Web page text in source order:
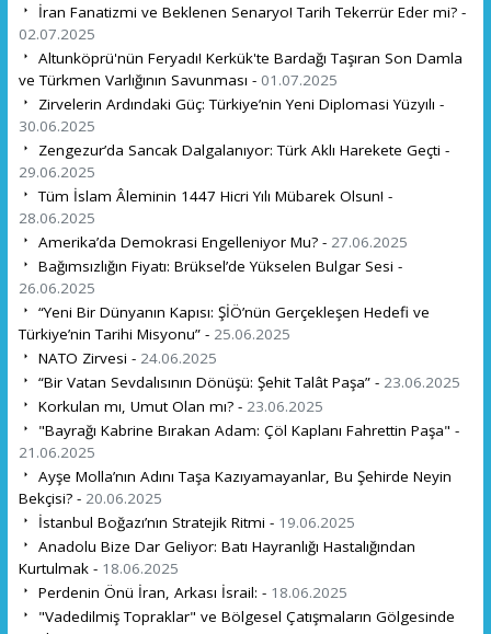
İran Fanatizmi ve Beklenen Senaryo! Tarih Tekerrür Eder mi? -
02.07.2025
Altunköprü'nün Feryadı! Kerkük'te Bardağı Taşıran Son Damla
ve Türkmen Varlığının Savunması - 01.07.2025
Zirvelerin Ardındaki Güç: Türkiye’nin Yeni Diplomasi Yüzyılı -
30.06.2025
Zengezur’da Sancak Dalgalanıyor: Türk Aklı Harekete Geçti -
29.06.2025
Tüm İslam Âleminin 1447 Hicri Yılı Mübarek Olsun! -
28.06.2025
Amerika’da Demokrasi Engelleniyor Mu? - 27.06.2025
Bağımsızlığın Fiyatı: Brüksel’de Yükselen Bulgar Sesi -
26.06.2025
“Yeni Bir Dünyanın Kapısı: ŞİÖ’nün Gerçekleşen Hedefi ve
Türkiye’nin Tarihi Misyonu” - 25.06.2025
NATO Zirvesi - 24.06.2025
“Bir Vatan Sevdalısının Dönüşü: Şehit Talât Paşa” - 23.06.2025
Korkulan mı, Umut Olan mı? - 23.06.2025
"Bayrağı Kabrine Bırakan Adam: Çöl Kaplanı Fahrettin Paşa" -
21.06.2025
Ayşe Molla’nın Adını Taşa Kazıyamayanlar, Bu Şehirde Neyin
Bekçisi? - 20.06.2025
İstanbul Boğazı’nın Stratejik Ritmi - 19.06.2025
Anadolu Bize Dar Geliyor: Batı Hayranlığı Hastalığından
Kurtulmak - 18.06.2025
Perdenin Önü İran, Arkası İsrail: - 18.06.2025
"Vadedilmiş Topraklar" ve Bölgesel Çatışmaların Gölgesinde